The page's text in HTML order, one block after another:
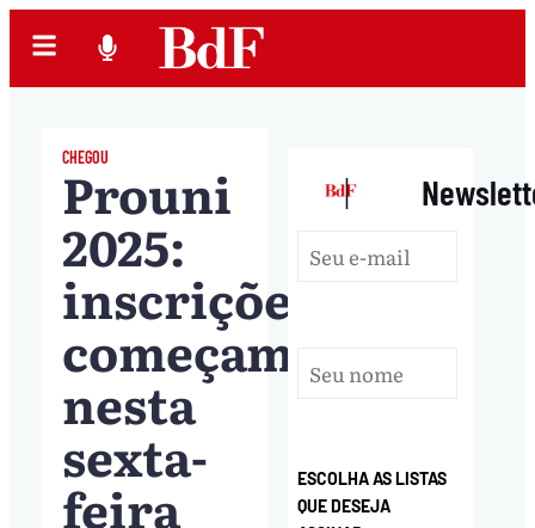
CHEGOU
Prouni
2025:
inscrições
começam
nesta
sexta-
feira
|
ESCOLHA AS LISTAS
QUE DESEJA